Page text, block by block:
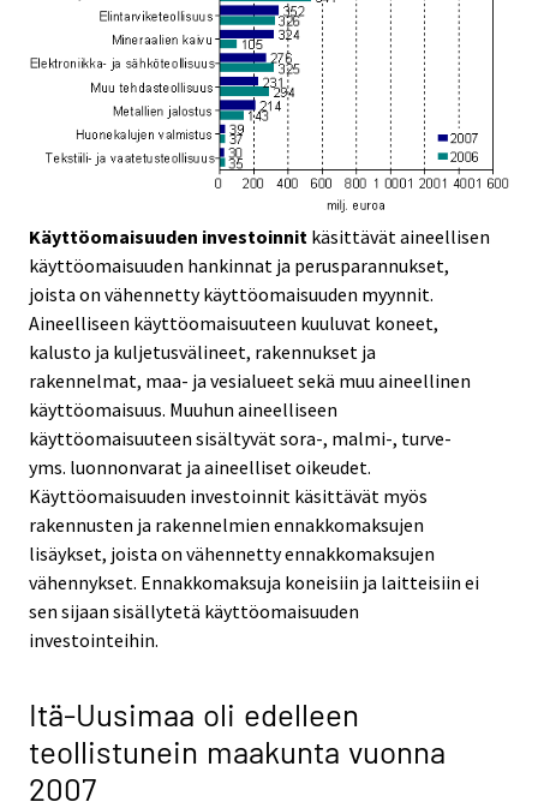
Käyttöomaisuuden investoinnit käsittävät aineellisen
käyttöomaisuuden hankinnat ja perusparannukset,
joista on vähennetty käyttöomaisuuden myynnit.
Aineelliseen käyttöomaisuuteen kuuluvat koneet,
kalusto ja kuljetusvälineet, rakennukset ja
rakennelmat, maa- ja vesialueet sekä muu aineellinen
käyttöomaisuus. Muuhun aineelliseen
käyttöomaisuuteen sisältyvät sora-, malmi-, turve-
yms. luonnonvarat ja aineelliset oikeudet.
Käyttöomaisuuden investoinnit käsittävät myös
rakennusten ja rakennelmien ennakkomaksujen
lisäykset, joista on vähennetty ennakkomaksujen
vähennykset. Ennakkomaksuja koneisiin ja laitteisiin ei
sen sijaan sisällytetä käyttöomaisuuden
investointeihin.
Itä-Uusimaa oli edelleen
teollistunein maakunta vuonna
2007